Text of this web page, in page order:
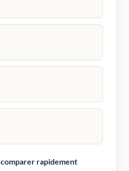
rapidement